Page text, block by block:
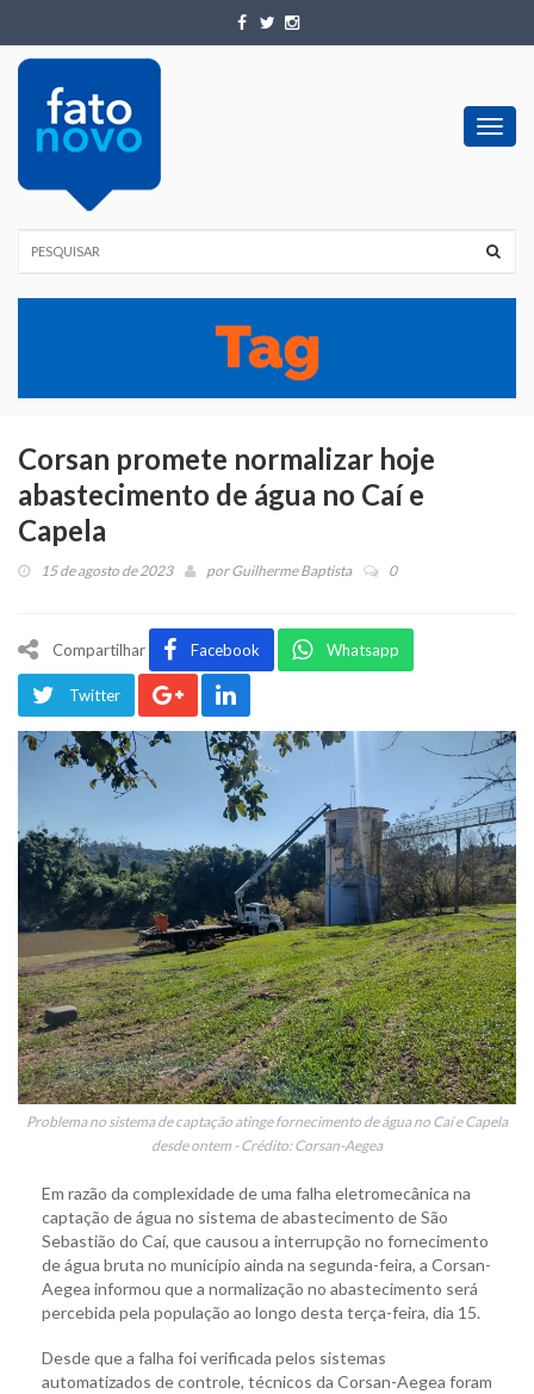
Corsan promete normalizar hoje
abastecimento de água no Caí e
Capela
15 de agosto de 2023 porGuilherme Baptista 0
Compartilhar Facebook Whatsapp
Twitter
Problema no sistema de captação atinge fornecimento de água no Caí e Capela
desde ontem - Crédito: Corsan-Aegea
Em razão da complexidade de uma falha eletromecânica na
captação de água no sistema de abastecimento de São
Sebastião do Caí, que causou a interrupção no fornecimento
de água bruta no município ainda na segunda-feira, a Corsan-
Aegea informou que a normalização no abastecimento será
percebida pela população ao longo desta terça-feira, dia 15.
Desde que a falha foi verificada pelos sistemas
automatizados de controle, técnicos da Corsan-Aegea foram